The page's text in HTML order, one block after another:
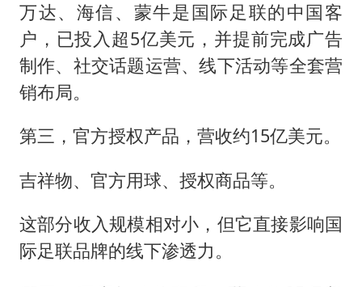
万达、海信、蒙牛是国际足联的中国客
户，已投入超5亿美元，并提前完成广告
制作、社交话题运营、线下活动等全套营
销布局。
第三，官方授权产品，营收约15亿美元。
吉祥物、官方用球、授权商品等。
这部分收入规模相对小，但它直接影响国
际足联品牌的线下渗透力。